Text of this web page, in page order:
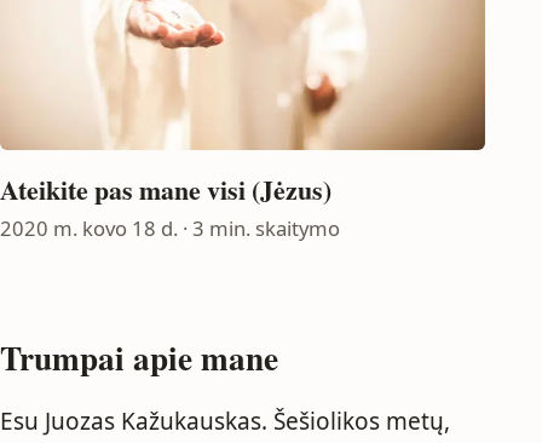
Ateikite pas mane visi (Jėzus)
2020 m. kovo 18 d. · 3 min. skaitymo
Trumpai apie mane
Esu Juozas Kažukauskas. Šešiolikos metų,